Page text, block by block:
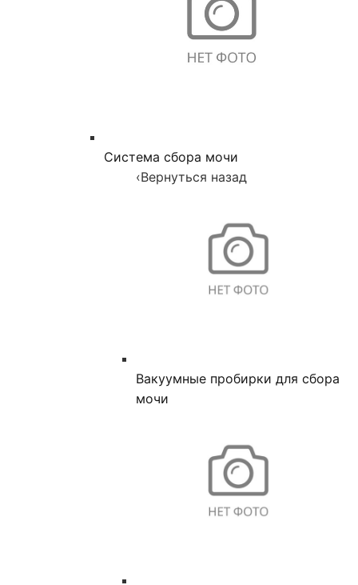
Система сбора мочи
‹Вернуться назад
Вакуумные пробирки для сбора
мочи